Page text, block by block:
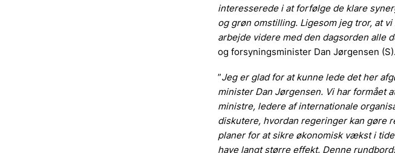
interesserede i at forfølge de klare
og grøn omstilling. Ligesom jeg tror, at
arbejde videre med den dagsorden alle
og forsyningsminister Dan Jørgensen (S).
”Jeg er glad for at kunne lede det her
minister Dan Jørgensen. Vi har formået
ministre, ledere af internationale
diskutere, hvordan regeringer kan gøre
planer for at sikre økonomisk vækst i
have langt større effekt. Denne